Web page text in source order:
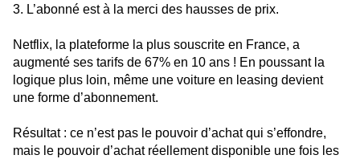
3. L’abonné est à la merci des hausses de prix.
Netflix, la plateforme la plus souscrite en France, a
augmenté ses tarifs de 67% en 10 ans ! En poussant la
logique plus loin, même une voiture en leasing devient
une forme d’abonnement.
Résultat : ce n’est pas le pouvoir d’achat qui s’effondre,
mais le pouvoir d’achat réellement disponible une fois les